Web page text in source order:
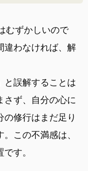
むずかしいので
違わなければ、解
と誤解することは
さず、自分の心に
修行はまだ足り
この不満感は、
す。